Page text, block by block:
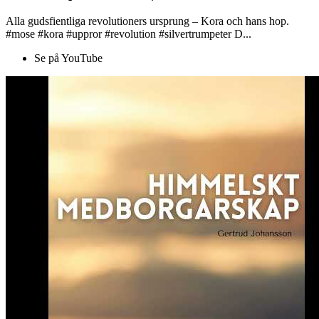
Alla gudsfientliga revolutioners ursprung – Kora och hans hop.
#mose #kora #uppror #revolution #silvertrumpeter D...
Se på YouTube